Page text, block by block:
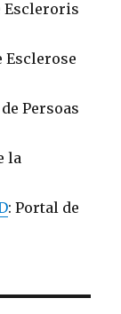
Escleroris
Esclerose
Persoas
la
: Portal de